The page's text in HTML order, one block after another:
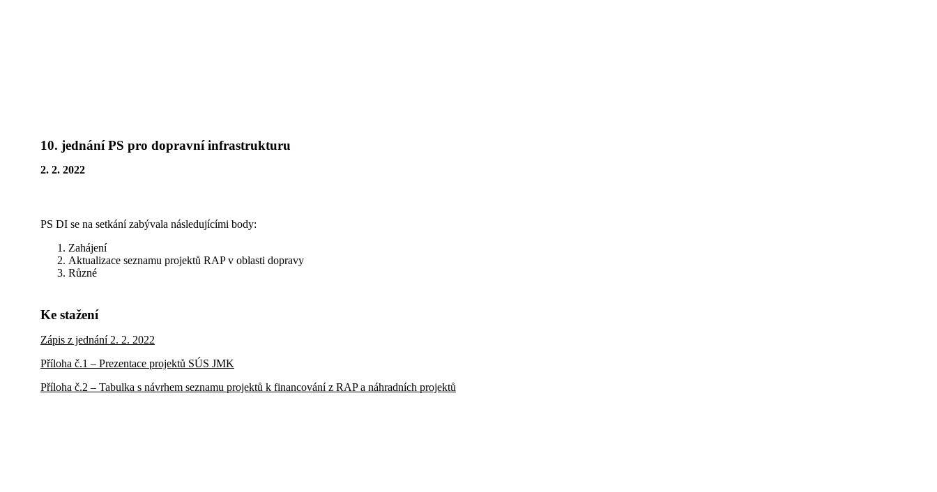
10. jednání PS pro dopravní infrastrukturu
2. 2. 2022
PS DI se na setkání zabývala následujícími body:
Zahájení
Aktualizace seznamu projektů RAP v oblasti dopravy
Různé
Ke stažení
Zápis z jednání 2. 2. 2022
Příloha č.1 – Prezentace projektů SÚS JMK
Příloha č.2 – Tabulka s návrhem seznamu projektů k financování z RAP a náhradních projektů